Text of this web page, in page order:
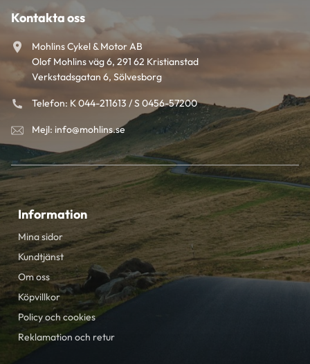
Kontakta oss
Mohlins Cykel & Motor AB
Olof Mohlins väg 6, 291 62 Kristianstad
Verkstadsgatan 6, Sölvesborg
Telefon: K 044-211613 / S 0456-57200
Mejl: info@mohlins.se
Information
Mina sidor
Kundtjänst
Om oss
Köpvillkor
Policy och cookies
Reklamation och retur